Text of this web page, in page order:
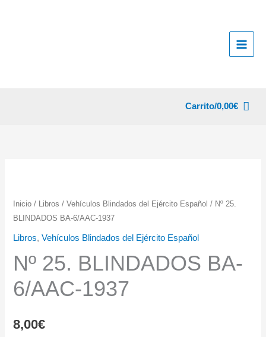
Carrito/0,00€
Inicio / Libros /Vehículos Blindados del Ejército Español / Nº 25.
BLINDADOS BA-6/AAC-1937
Libros,Vehículos Blindados del Ejército Español
Nº 25. BLINDADOS BA-
6/AAC-1937
8,00€